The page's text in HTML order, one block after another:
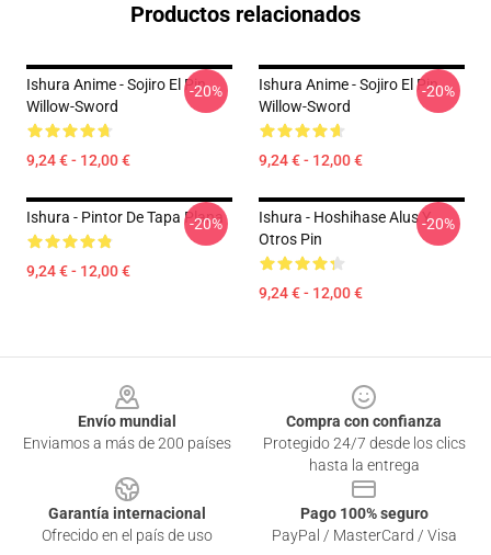
Productos relacionados
Ishura Anime - Sojiro El Pin
Willow-Sword
9,24 € - 12,00 €
-20%
Ishura Anime - Sojiro El Pin
Willow-Sword
9,24 € - 12,00 €
-20%
Ishura - Pintor De Tapa Plana
9,24 € - 12,00 €
-20%
Ishura - Hoshihase Alus Y
Otros Pin
9,24 € - 12,00 €
-20%
Envío mundial
Enviamos a más de 200 países
Compra con confianza
Protegido 24/7 desde los clics
hasta la entrega
Garantía internacional
Ofrecido en el país de uso
Pago 100% seguro
PayPal / MasterCard / Visa